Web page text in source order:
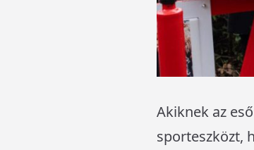
Akiknek az
sporteszközt,